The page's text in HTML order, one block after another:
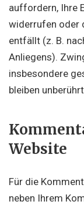
auffordern, Ihre
widerrufen oder
entfällt (z. B.
Anliegens).
insbesondere
bleiben
Website
Für die
neben Ihrem